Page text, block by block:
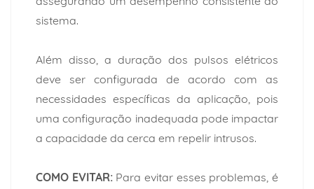
sistema.
Além disso, a duração dos pulsos elétricos
deve ser configurada de acordo com as
necessidades específicas da aplicação, pois
uma configuração inadequada pode impactar
a capacidade da cerca em repelir intrusos.
COMO EVITAR: Para evitar esses problemas, é